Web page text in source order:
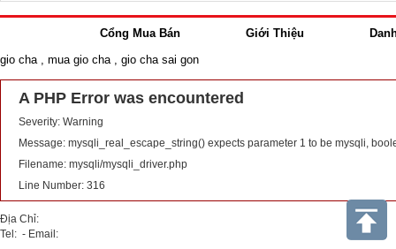
Cổng Mua Bán Giới Thiệu
gio cha
mua gio cha gio cha sai gon
A PHP Error was encountered
Severity: Warning
Message: mysqli_real_escape_string() expects parameter 1 to be mysqli,
Filename: mysqli/mysqli_driver.php
Line Number: 316
Địa Chỉ:
Tel: - Email: